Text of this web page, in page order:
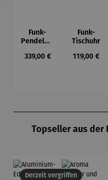
Funk-
Pendelwa
Schwarz
Regulärer Preis:
339,00 €
Funk-
Tischuhr
Regulärer
119,00 €
Topseller aus
Derzeit vergriffen